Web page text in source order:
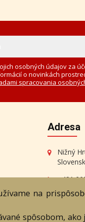
osobných údajov za
o novinkách
spracovania
Adresa
Nižný
+421
+421
na
spôsobom, ako